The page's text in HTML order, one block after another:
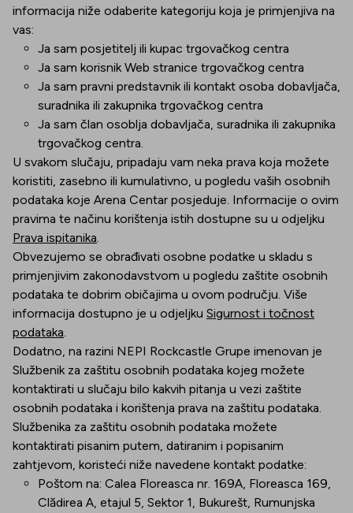
informacija niže odaberite kategoriju koja je primjenjiva na
vas:
Ja sam posjetitelj ili kupac trgovačkog centra
Ja sam korisnik Web stranice trgovačkog centra
Ja sam pravni predstavnik ili kontakt osoba dobavljača,
suradnika ili zakupnika trgovačkog centra
Ja sam član osoblja dobavljača, suradnika ili zakupnika
trgovačkog centra.
U svakom slučaju, pripadaju vam neka prava koja možete
koristiti, zasebno ili kumulativno, u pogledu vaših osobnih
podataka koje Arena Centar posjeduje. Informacije o ovim
pravima te načinu korištenja istih dostupne su u odjeljku
Prava ispitanika.
Obvezujemo se obrađivati osobne podatke u skladu s
primjenjivim zakonodavstvom u pogledu zaštite osobnih
podataka te dobrim običajima u ovom području. Više
informacija dostupno je u odjeljku Sigurnost i točnost
podataka.
Dodatno, na razini NEPI Rockcastle Grupe imenovan je
Službenik za zaštitu osobnih podataka kojeg možete
kontaktirati u slučaju bilo kakvih pitanja u vezi zaštite
osobnih podataka i korištenja prava na zaštitu podataka.
Službenika za zaštitu osobnih podataka možete
kontaktirati pisanim putem, datiranim i popisanim
zahtjevom, koristeći niže navedene kontakt podatke:
Poštom na: Calea Floreasca nr. 169A, Floreasca 169,
Clădirea A, etajul 5, Sektor 1, Bukurešt, Rumunjska